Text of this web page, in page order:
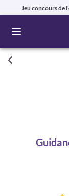
Jeu concours de
Ouvrir le menu